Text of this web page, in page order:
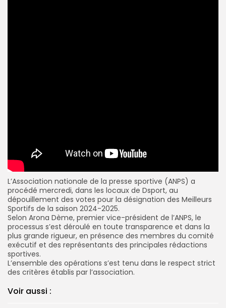
L’Association nationale de la presse sportive (ANPS) a
procédé mercredi, dans les locaux de Dsport, au
dépouillement des votes pour la désignation des Meilleurs
Sportifs de la saison 2024-2025.
Selon Arona Dème, premier vice-président de l’ANPS, le
processus s’est déroulé en toute transparence et dans la
plus grande rigueur, en présence des membres du comité
exécutif et des représentants des principales rédactions
sportives.
L’ensemble des opérations s’est tenu dans le respect strict
des critères établis par l’association.
Voir aussi :